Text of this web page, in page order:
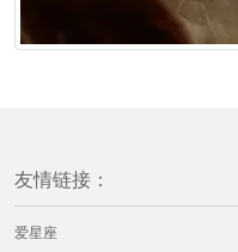
友情链接：
爱星座